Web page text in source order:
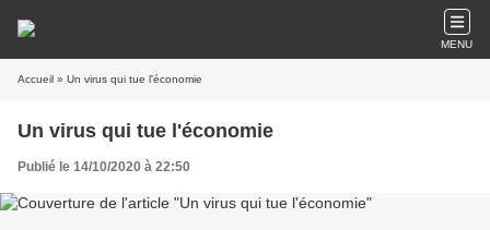
MENU
Accueil » Un virus qui tue l'économie
Un virus qui tue l'économie
Publié le 14/10/2020 à 22:50